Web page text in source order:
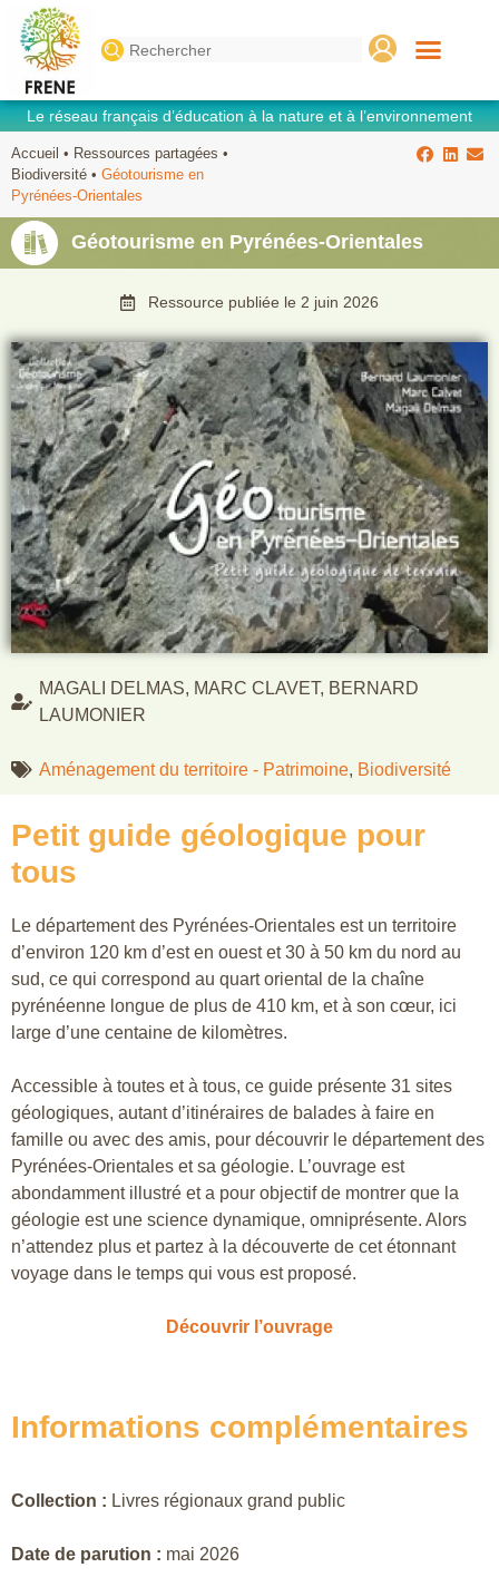
Search
for:
Le réseau français d’éducation à la nature et à l’environnement
Accueil • Ressources partagées •
Biodiversité • Géotourisme en
Pyrénées-Orientales
Géotourisme en Pyrénées-Orientales
Petit guide géologique pour
tous
Le département des Pyrénées-Orientales est un territoire
d’environ 120 km d’est en ouest et 30 à 50 km du nord au
sud, ce qui correspond au quart oriental de la chaîne
pyrénéenne longue de plus de 410 km, et à son cœur, ici
large d’une centaine de kilomètres.
Accessible à toutes et à tous, ce guide présente 31 sites
géologiques, autant d’itinéraires de balades à faire en
famille ou avec des amis, pour découvrir le département des
Pyrénées-Orientales et sa géologie. L’ouvrage est
abondamment illustré et a pour objectif de montrer que la
géologie est une science dynamique, omniprésente. Alors
n’attendez plus et partez à la découverte de cet étonnant
voyage dans le temps qui vous est proposé.
Découvrir l’ouvrage
Informations complémentaires
Collection : Livres régionaux grand public
Date de parution : mai 2026
Ressource publiée le 2 juin 2026
MAGALI DELMAS, MARC CLAVET, BERNARD
LAUMONIER
Aménagement du territoire - Patrimoine, Biodiversité